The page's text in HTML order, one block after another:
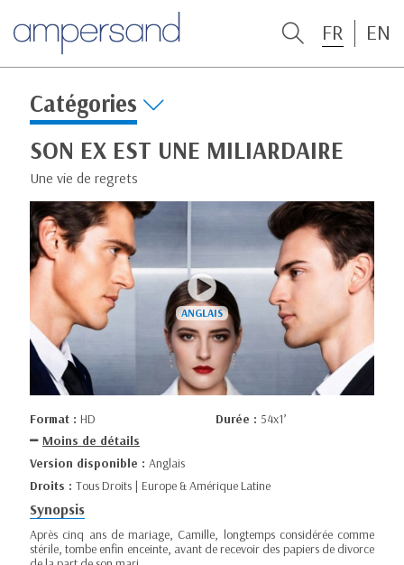
FR EN
Catégories
SON EX EST UNE MILIARDAIRE
Une vie de regrets
Format : HD Durée : 54x1’
Moins de détails
Version disponible : Anglais
Droits : Tous Droits | Europe & Amérique Latine
Synopsis
Après cinq ans de mariage, Camille, longtemps considérée comme
stérile, tombe enfin enceinte, avant de recevoir des papiers de divorce